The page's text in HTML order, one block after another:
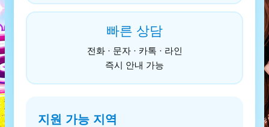
빠른 상담
전화 · 문자 · 카톡 · 라인
즉시 안내 가능
지원 가능 지역